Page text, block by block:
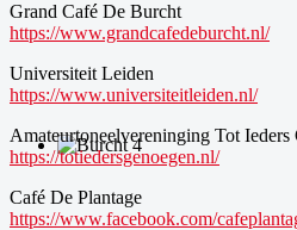
Grand Café De Burcht
https://www.grandcafedeburcht.nl/
Universiteit Leiden
https://www.universiteitleiden.nl/
Amateurtoneelvereninging Tot Ieders
https://totiedersgenoegen.nl/
Café De Plantage
https://www.facebook.com/